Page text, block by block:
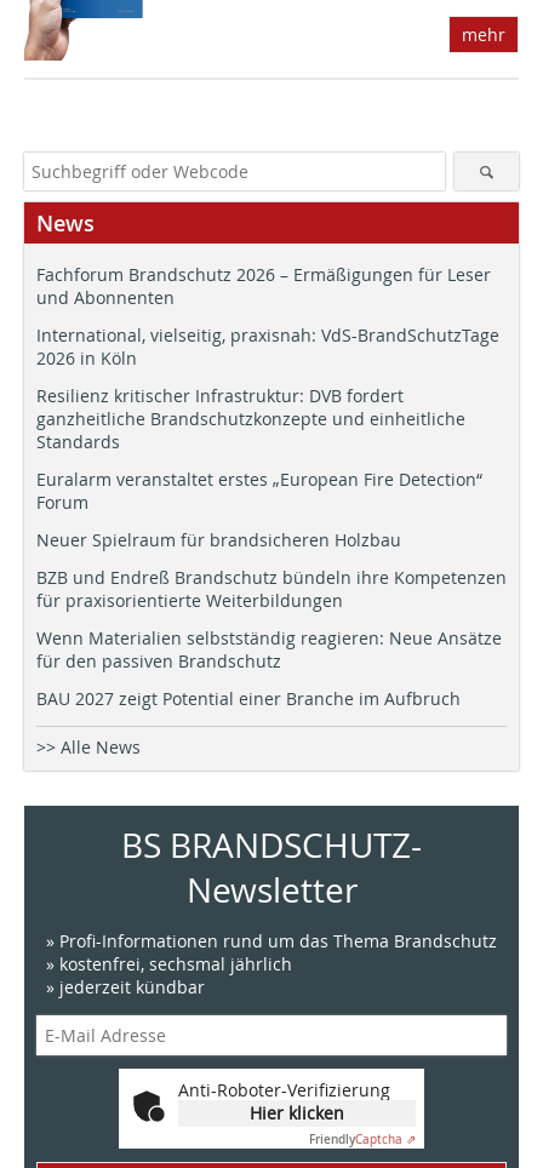
mehr
News
Fachforum Brandschutz 2026 – Ermäßigungen für Leser
und Abonnenten
International, vielseitig, praxisnah: VdS-BrandSchutzTage
2026 in Köln
Resilienz kritischer Infrastruktur: DVB fordert
ganzheitliche Brandschutzkonzepte und einheitliche
Standards
Euralarm veranstaltet erstes „European Fire Detection“
Forum
Neuer Spielraum für brandsicheren Holzbau
BZB und Endreß Brandschutz bündeln ihre Kompetenzen
für praxisorientierte Weiterbildungen
Wenn Materialien selbstständig reagieren: Neue Ansätze
für den passiven Brandschutz
BAU 2027 zeigt Potential einer Branche im Aufbruch
>> Alle News
BS BRANDSCHUTZ-
Newsletter
» Profi-Informationen rund um das Thema Brandschutz
» kostenfrei, sechsmal jährlich
» jederzeit kündbar
Anti-Roboter-Verifizierung
Hier klicken
FriendlyCaptcha ⇗